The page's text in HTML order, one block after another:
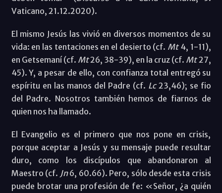
Vaticano, 21.12.2020).
El mismo Jesús las vivió en diversos momentos de su
vida: en las tentaciones en el desierto (cf. Mt4, 1-11),
en Getsemaní (cf. Mt26, 38-39), en la cruz (cf. Mt27,
45). Y, a pesar de ello, con confianza total entregó su
espíritu en las manos del Padre (cf. Lc23,46); se fio
del Padre. Nosotros también hemos de fiarnos de
quien nos ha llamado.
El Evangelio es el primero que nos pone en crisis,
porque aceptar a Jesús y su mensaje puede resultar
duro, como los discípulos que abandonaron al
Maestro (cf. Jn6, 60.66). Pero, sólo desde esta crisis
puede brotar una profesión de fe: «Señor, ¿a quién